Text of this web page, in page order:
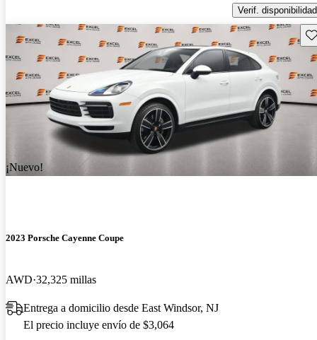
Verif. disponibilidad
¡Nuevo!
2023 Porsche Cayenne Coupe
AWD 32,325 millas
Entrega a domicilio desde East Windsor, NJ
El precio incluye envío de $3,064